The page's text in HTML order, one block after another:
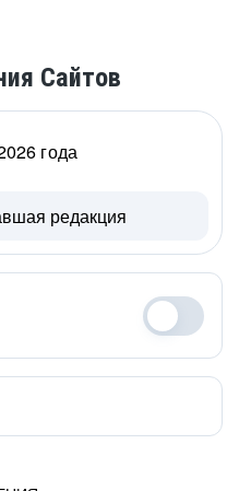
Сайтов
года
редакция